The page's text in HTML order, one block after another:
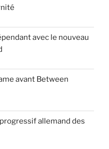
avec le nouveau
avant Between
allemand des